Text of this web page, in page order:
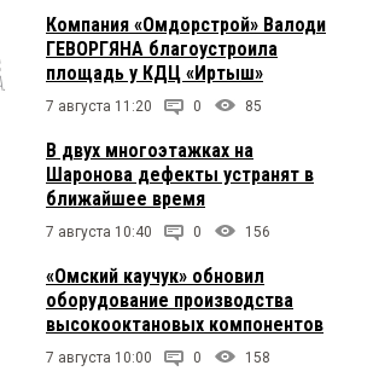
Компания «Омдорстрой» Валоди
ГЕВОРГЯНА благоустроила
площадь у КДЦ «Иртыш»
7 августа 11:20 0 85
В двух многоэтажках на
Шаронова дефекты устранят в
ближайшее время
7 августа 10:40 0 156
«Омский каучук» обновил
оборудование производства
высокооктановых компонентов
7 августа 10:00 0 158